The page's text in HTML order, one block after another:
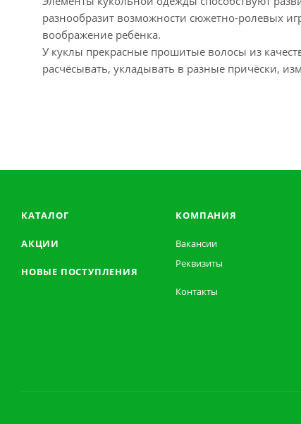
разнообразит возможности сюжетно-ролевых
воображение ребёнка.
У куклы прекрасные прошитые волосы из
расчёсывать, укладывать в разные причёски,
КАТАЛОГ
АКЦИИ
НОВЫЕ ПОСТУПЛЕНИЯ
КОМПАНИЯ
Вакансии
Реквизиты
Контакты